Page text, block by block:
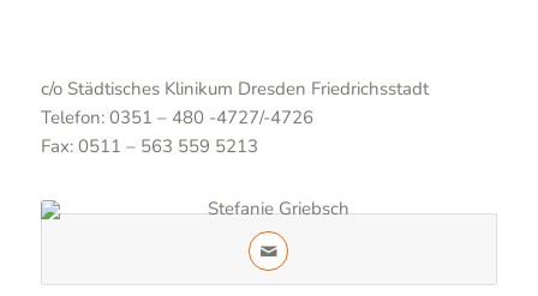
c/o Städtisches Klinikum Dresden Friedrichsstadt
Telefon: 0351 – 480 -4727/-4726
Fax: 0511 – 563 559 5213